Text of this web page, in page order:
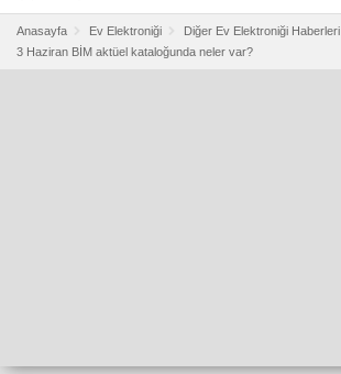
Anasayfa Ev Elektroniği
Diğer Ev Elektroniği Haberleri
3 Haziran BİM aktüel kataloğunda neler var?